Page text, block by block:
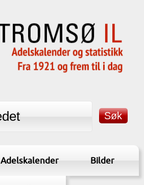
Adelskalender Bilder